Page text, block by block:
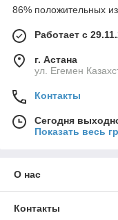
86% положительных
Работает с
г. Астана
ул. Егемен
Контакты
Сегодня
Показать весь
О нас
Контакты